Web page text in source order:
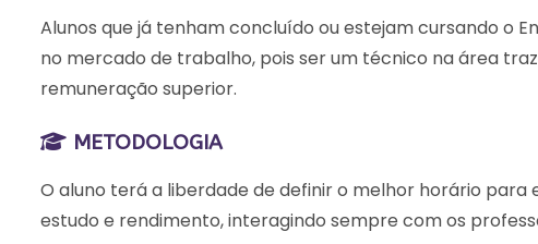
Alunos que já tenham concluído ou estejam cursando o
no mercado de trabalho, pois ser um técnico na área
remuneração superior.
METODOLOGIA
O aluno terá a liberdade de definir o melhor horário
estudo e rendimento, interagindo sempre com os